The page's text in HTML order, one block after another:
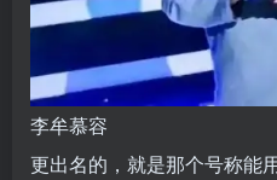
李牟慕容
更出名的，就是那个号称能